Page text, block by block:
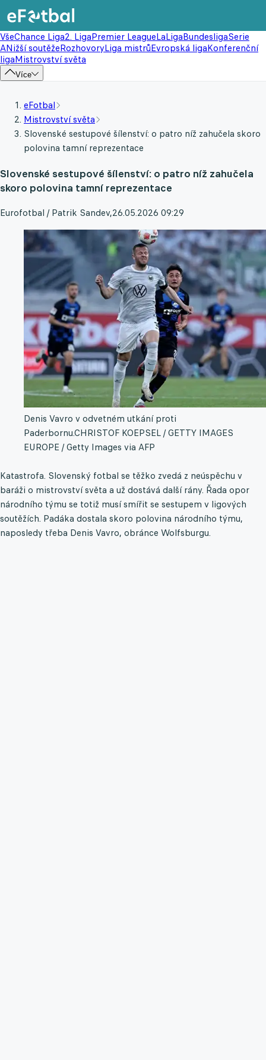
VšeChance Liga2. LigaPremier LeagueLaLigaBundesligaSerie
ANižší soutěžeRozhovoryLiga mistrůEvropská ligaKonferenční
ligaMistrovství světa
Více
eFotbal
Mistrovství světa
Slovenské sestupové šílenství: o patro níž zahučela skoro
polovina tamní reprezentace
Slovenské sestupové šílenství: o patro níž zahučela
skoro polovina tamní reprezentace
Eurofotbal / Patrik Sandev,26.05.2026 09:29
Denis Vavro v odvetném utkání proti
Paderbornu.CHRISTOF KOEPSEL / GETTY IMAGES
EUROPE / Getty Images via AFP
Katastrofa. Slovenský fotbal se těžko zvedá z neúspěchu v
baráži o mistrovství světa a už dostává další rány. Řada opor
národního týmu se totiž musí smířit se sestupem v ligových
soutěžích. Padáka dostala skoro polovina národního týmu,
naposledy třeba Denis Vavro, obránce Wolfsburgu.